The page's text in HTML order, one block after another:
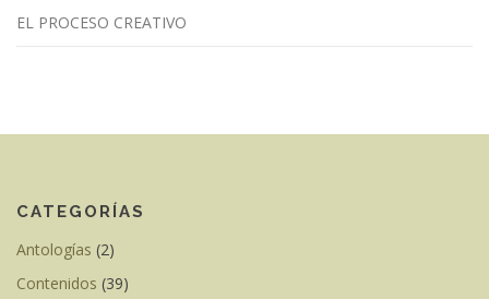
EL PROCESO CREATIVO
CATEGORÍAS
Antologías (2)
Contenidos (39)